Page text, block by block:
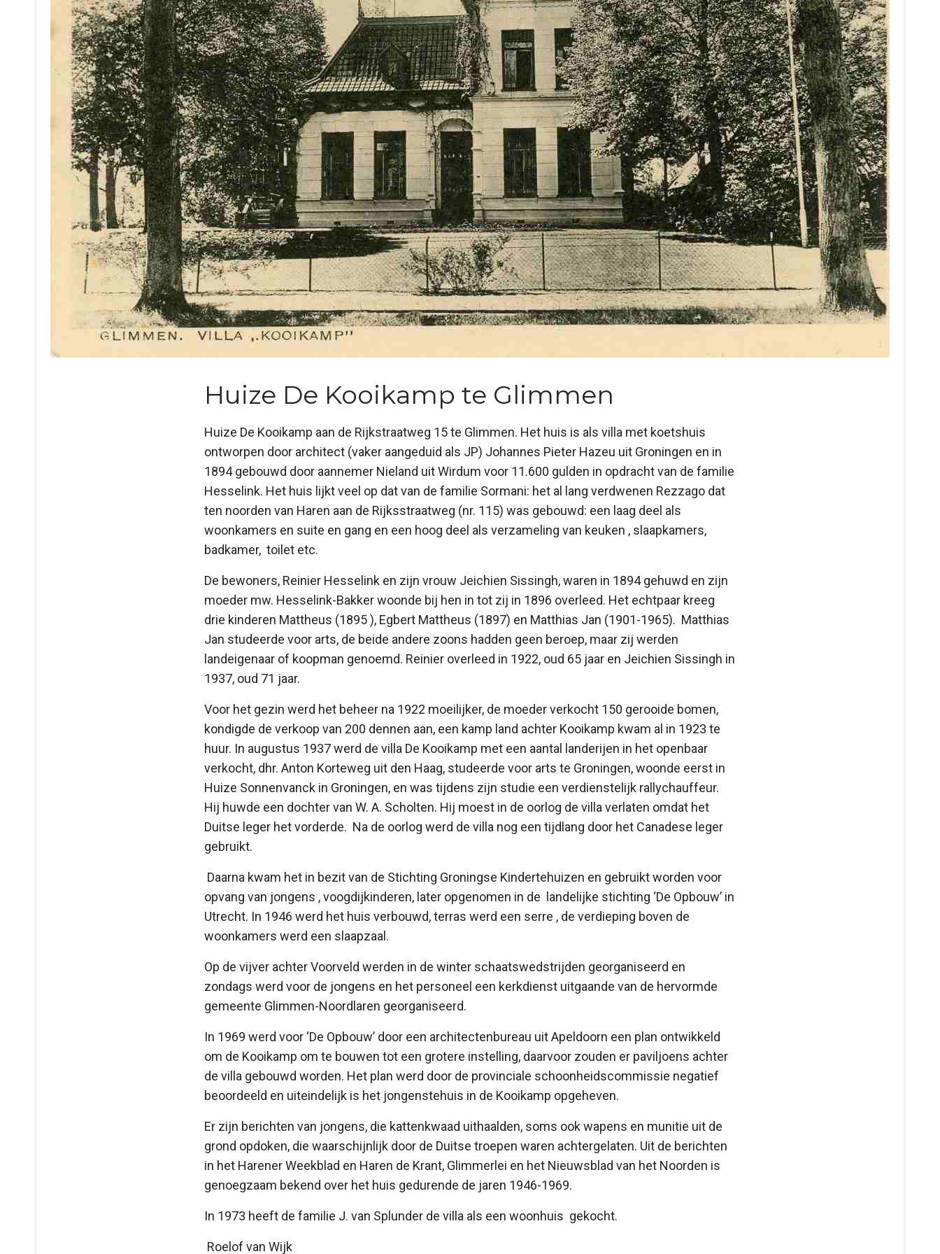
Huize De Kooikamp te Glimmen
Huize De Kooikamp aan de Rijkstraatweg 15 te Glimmen. Het huis is als villa met koetshuis
ontworpen door architect (vaker aangeduid als JP) Johannes Pieter Hazeu uit Groningen en in
1894 gebouwd door aannemer Nieland uit Wirdum voor 11.600 gulden in opdracht van de familie
Hesselink. Het huis lijkt veel op dat van de familie Sormani: het al lang verdwenen Rezzago dat
ten noorden van Haren aan de Rijksstraatweg (nr. 115) was gebouwd: een laag deel als
woonkamers en suite en gang en een hoog deel als verzameling van keuken , slaapkamers,
badkamer, toilet etc.
De bewoners, Reinier Hesselink en zijn vrouw Jeichien Sissingh, waren in 1894 gehuwd en zijn
moeder mw. Hesselink-Bakker woonde bij hen in tot zij in 1896 overleed. Het echtpaar kreeg
drie kinderen Mattheus (1895 ), Egbert Mattheus (1897) en Matthias Jan (1901-1965). Matthias
Jan studeerde voor arts, de beide andere zoons hadden geen beroep, maar zij werden
landeigenaar of koopman genoemd. Reinier overleed in 1922, oud 65 jaar en Jeichien Sissingh in
1937, oud 71 jaar.
Voor het gezin werd het beheer na 1922 moeilijker, de moeder verkocht 150 gerooide bomen,
kondigde de verkoop van 200 dennen aan, een kamp land achter Kooikamp kwam al in 1923 te
huur. In augustus 1937 werd de villa De Kooikamp met een aantal landerijen in het openbaar
verkocht, dhr. Anton Korteweg uit den Haag, studeerde voor arts te Groningen, woonde eerst in
Huize Sonnenvanck in Groningen, en was tijdens zijn studie een verdienstelijk rallychauffeur.
Hij huwde een dochter van W. A. Scholten. Hij moest in de oorlog de villa verlaten omdat het
Duitse leger het vorderde. Na de oorlog werd de villa nog een tijdlang door het Canadese leger
gebruikt.
Daarna kwam het in bezit van de Stichting Groningse Kindertehuizen en gebruikt worden voor
opvang van jongens , voogdijkinderen, later opgenomen in de landelijke stichting ‘De Opbouw’ in
Utrecht. In 1946 werd het huis verbouwd, terras werd een serre , de verdieping boven de
woonkamers werd een slaapzaal.
Op de vijver achter Voorveld werden in de winter schaatswedstrijden georganiseerd en
zondags werd voor de jongens en het personeel een kerkdienst uitgaande van de hervormde
gemeente Glimmen-Noordlaren georganiseerd.
In 1969 werd voor ‘De Opbouw’ door een architectenbureau uit Apeldoorn een plan ontwikkeld
om de Kooikamp om te bouwen tot een grotere instelling, daarvoor zouden er paviljoens achter
de villa gebouwd worden. Het plan werd door de provinciale schoonheidscommissie negatief
beoordeeld en uiteindelijk is het jongenstehuis in de Kooikamp opgeheven.
Er zijn berichten van jongens, die kattenkwaad uithaalden, soms ook wapens en munitie uit de
grond opdoken, die waarschijnlijk door de Duitse troepen waren achtergelaten. Uit de berichten
in het Harener Weekblad en Haren de Krant, Glimmerlei en het Nieuwsblad van het Noorden is
genoegzaam bekend over het huis gedurende de jaren 1946-1969.
In 1973 heeft de familie J. van Splunder de villa als een woonhuis gekocht.
Roelof van Wijk